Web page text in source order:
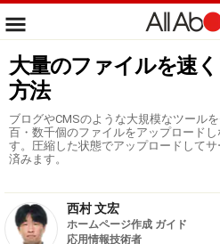
大量のファイルを速
方法
ブログやCMSのような大規模なツール
百・数千個のファイルをアップロード
す。圧縮した状態でアップロードして
済みます。
西村 文宏
ホームページ作成 ガイド
応用情報技術者